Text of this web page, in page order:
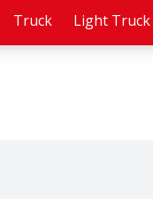
Truck Light Truck